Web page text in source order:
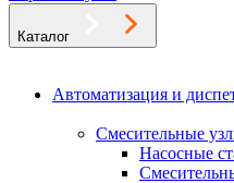
Каталог
Автоматизация и
Смесительные
Насосные